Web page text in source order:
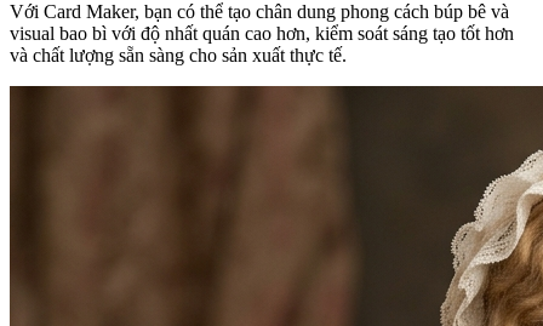
Với Card Maker, bạn có thể tạo chân dung phong cách búp bê và
visual bao bì với độ nhất quán cao hơn, kiểm soát sáng tạo tốt hơn
và chất lượng sẵn sàng cho sản xuất thực tế.